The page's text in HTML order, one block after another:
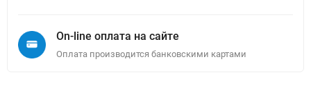
On-line оплата на сайте
Оплата производится банковскими картами